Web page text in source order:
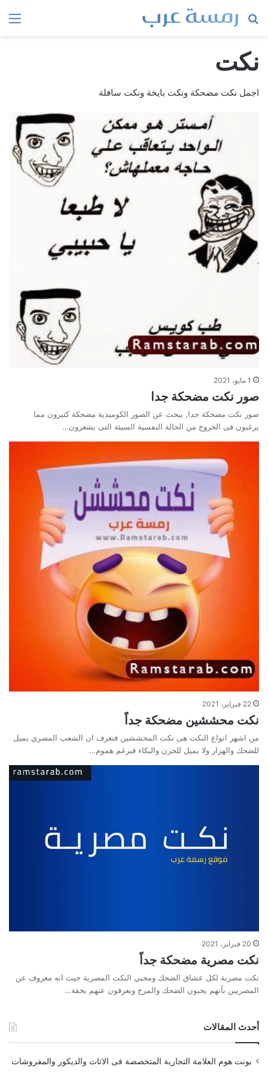
بحث
نكت
اجمل نكت مضحكة ونكت بايخة ونكت سافلة
1 مايو، 2021
صور نكت مضحكة جدا
صور نكت مضحكة جدا, يبحث عن الصور الكوميدية مضحكة كثيرون مما
يرغبون فى الخروج من الحالة النفسية السيئة التى يشعرون…
22 فبراير، 2021
نكت محششين مضحكة جداً
من اشهر انواع النكت هى نكت المحششين فنعرف ان الشعب المصري يميل
للضحك والهزار ولا يميل للحزن والبكاء فبرغم هموم…
20 فبراير، 2021
نكت مصرية مضحكة جداً
نكت مصرية لكل عشاق الضحك ومحبي النكت المصرية حيث انه معروف عن
المصريين بأنهم يحبون الضحك والمرح ويعرفون عنهم بخفة…
أحدث المقالات
بونت هوم العلامة التجارية المتخصصة فى الاثاث والديكور والمفروشات